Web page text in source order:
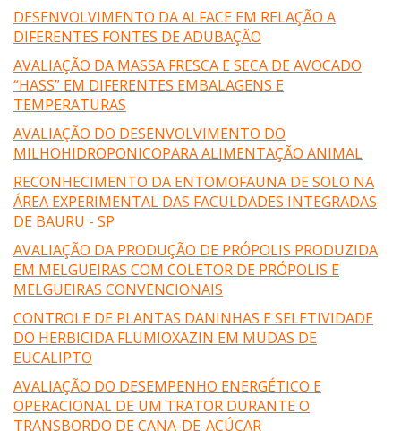
DESENVOLVIMENTO DA ALFACE EM RELAÇÃO A
DIFERENTES FONTES DE ADUBAÇÃO
AVALIAÇÃO DA MASSA FRESCA E SECA DE AVOCADO
“HASS” EM DIFERENTES EMBALAGENS E
TEMPERATURAS
AVALIAÇÃO DO DESENVOLVIMENTO DO
MILHOHIDROPONICOPARA ALIMENTAÇÃO ANIMAL
RECONHECIMENTO DA ENTOMOFAUNA DE SOLO NA
ÁREA EXPERIMENTAL DAS FACULDADES INTEGRADAS
DE BAURU - SP
AVALIAÇÃO DA PRODUÇÃO DE PRÓPOLIS PRODUZIDA
EM MELGUEIRAS COM COLETOR DE PRÓPOLIS E
MELGUEIRAS CONVENCIONAIS
CONTROLE DE PLANTAS DANINHAS E SELETIVIDADE
DO HERBICIDA FLUMIOXAZIN EM MUDAS DE
EUCALIPTO
AVALIAÇÃO DO DESEMPENHO ENERGÉTICO E
OPERACIONAL DE UM TRATOR DURANTE O
TRANSBORDO DE CANA-DE-AÇÚCAR